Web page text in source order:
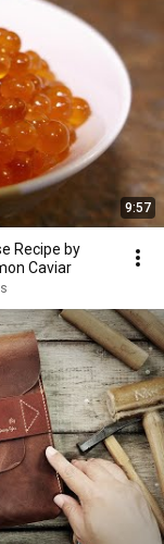
9:57
Recipe by
Caviar